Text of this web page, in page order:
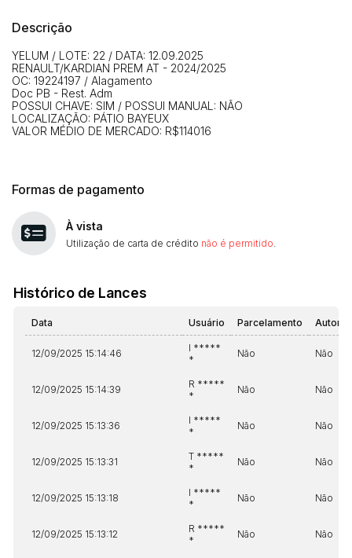
Descrição
YELUM / LOTE: 22 / DATA: 12.09.2025
RENAULT/KARDIAN PREM AT - 2024/2025
OC: 19224197 / Alagamento
Doc PB - Rest. Adm
POSSUI CHAVE: SIM / POSSUI MANUAL: NÃO
LOCALIZAÇÃO: PÁTIO BAYEUX
VALOR MÉDIO DE MERCADO: R$114016
Formas de pagamento
À vista
Utilização de carta de crédito não é permitido
Histórico de Lances
Data Usuário Parcelamento
12/09/2025 15:14:46
I *****
*
Não Não
12/09/2025 15:14:39
R *****
*
Não Não
12/09/2025 15:13:36
I *****
*
Não Não
12/09/2025 15:13:31
T *****
*
Não Não
12/09/2025 15:13:18
I *****
*
Não Não
12/09/2025 15:13:12
R *****
*
Não Não
14/04/2025 18:43:11 TIAGOFELIPE
Clique aqui para fazer login